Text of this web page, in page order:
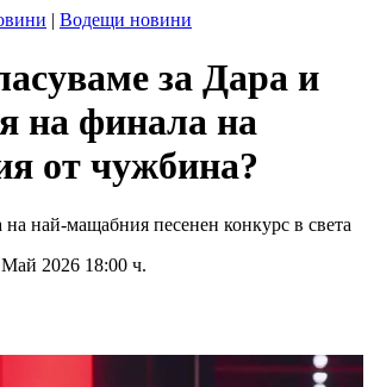
| Водещи новини
за Дара и
на финала на
от чужбина?
на най-мащабния песенен конкурс в света
2026 18:00 ч.